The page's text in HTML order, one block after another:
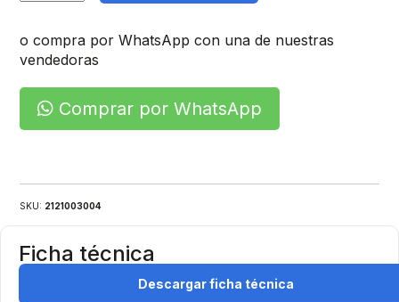
o compra por WhatsApp con una de nuestras
vendedoras
Comprar por WhatsApp
SKU: 2121003004
Ficha técnica
Descargar ficha técnica